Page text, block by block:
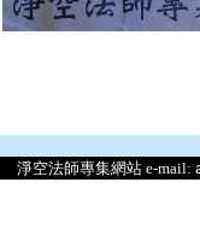
淨空法師專集網站 e-mail: